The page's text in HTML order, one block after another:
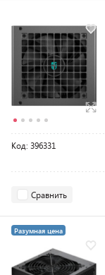
Код: 396331
Сравнить
Разумная цена